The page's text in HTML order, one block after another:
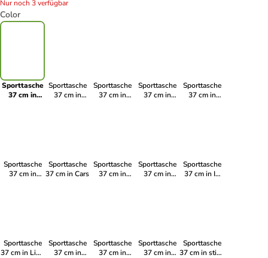
Nur noch 3 verfügbar
Color
Sporttasche
37 cm in
Sporttasche
37 cm in
Sporttasche
37 cm in
Sporttasche
37 cm in
Sporttasche
37 cm in
Sporttasche
37 cm in
Sporttasche
37 cm in Cars
Sporttasche
37 cm in
Sporttasche
37 cm in
Sporttasche
37 cm in In
Sporttasche
37 cm in Lion
Sporttasche
37 cm in
Sporttasche
37 cm in
Sporttasche
37 cm in
Sporttasche
37 cm in stich